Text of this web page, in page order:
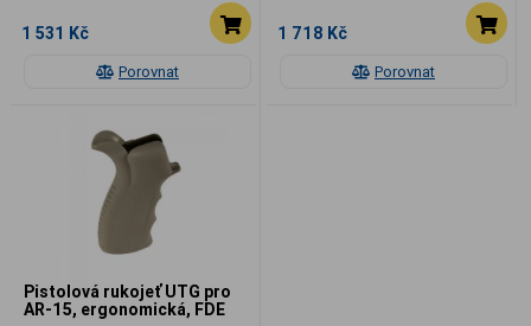
Porovnat
1 531 Kč
Porovnat
1 718 Kč
Pistolová rukojeť UTG pro
AR-15, ergonomická, FDE